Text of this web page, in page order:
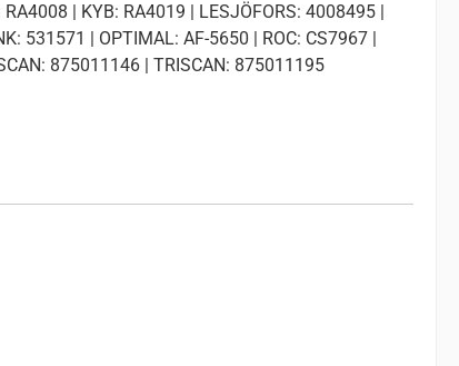
| KYB: RA4019 | LESJÖFORS: 4008495 |
531571 | OPTIMAL: AF-5650 | ROC: CS7967 |
875011146 | TRISCAN: 875011195